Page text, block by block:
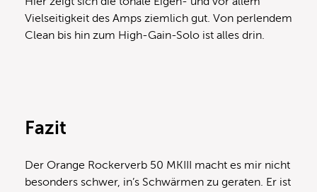
Vielseitigkeit des Amps ziemlich gut. Von perlendem
Clean bis hin zum High-Gain-Solo ist alles drin.
Fazit
Der Orange Rockerverb 50 MKIII macht es mir nicht
besonders schwer, in’s Schwärmen zu geraten. Er ist